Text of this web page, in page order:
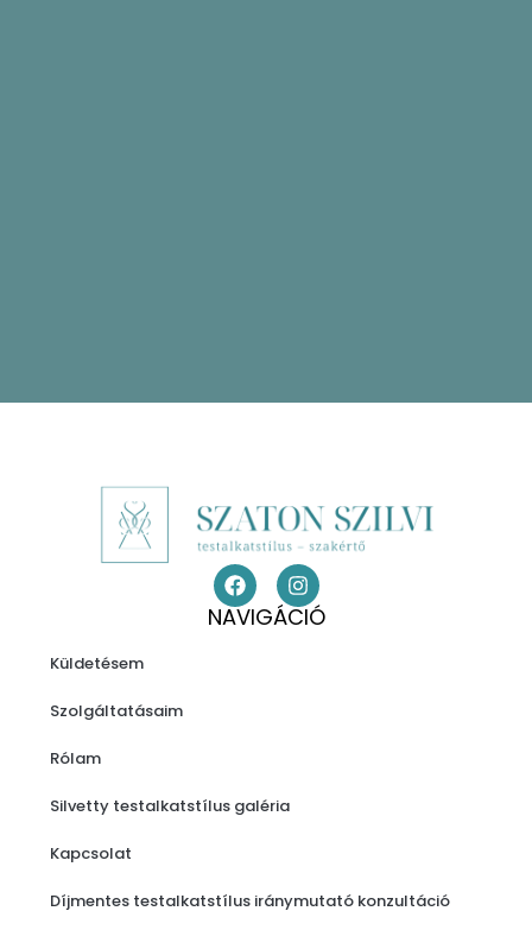
NAVIGÁCIÓ
Küldetésem
Szolgáltatásaim
Rólam
Silvetty testalkatstílus galéria
Kapcsolat
Díjmentes testalkatstílus iránymutató konzultáció